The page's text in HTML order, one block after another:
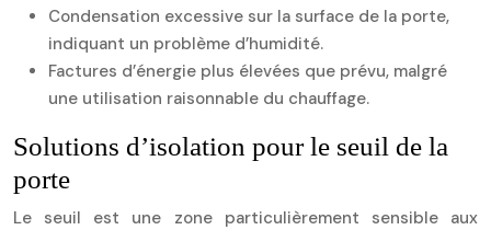
Condensation excessive sur la surface de la porte,
indiquant un problème d’humidité.
Factures d’énergie plus élevées que prévu, malgré
une utilisation raisonnable du chauffage.
Solutions d’isolation pour le seuil de la
porte
Le seuil est une zone particulièrement sensible aux